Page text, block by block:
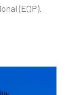
(EQP).